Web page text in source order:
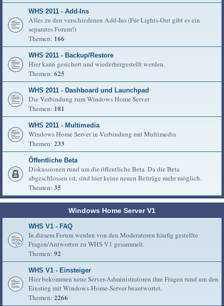
WHS 2011 - Add-Ins
Alles zu den verschiedenen Add-Ins (Für Lights-Out gibt es ein
separates Forum!)
Themen: 166
WHS 2011 - Backup/Restore
Hier kann gesichert und wiederhergestellt werden.
Themen: 625
WHS 2011 - Dashboard und Launchpad
Die Verbindung zum Windows Home Server
Themen: 181
WHS 2011 - Multimedia
Windows Home Server in Verbindung mit Multimedia
Themen: 233
Öffentliche Beta
Diskussionen rund um die öffentliche Beta. Da die Beta
abgeschlossen ist, sind hier keine neuen Beiträge mehr möglich.
Themen: 35
Windows Home Server V1
WHS V1 - FAQ
In diesem Forum werden von den Moderatoren häufig gestellte
Fragen/Antworten zu WHS V1 gesammelt.
Themen: 92
WHS V1 - Einsteiger
Hier bekommen neue Server-Administratoren ihre Fragen rund um den
Einstieg mit Windows-Home-Server beantwortet.
Themen: 2266